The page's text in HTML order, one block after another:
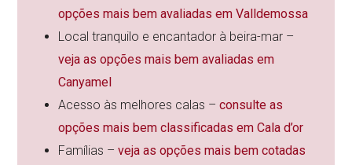
opções mais bem avaliadas em Valldemossa
Local tranquilo e encantador à beira-mar –
veja as opções mais bem avaliadas em
Canyamel
Acesso às melhores calas –consulte as
opções mais bem classificadas em Cala d’or
Famílias –veja as opções mais bem cotadas